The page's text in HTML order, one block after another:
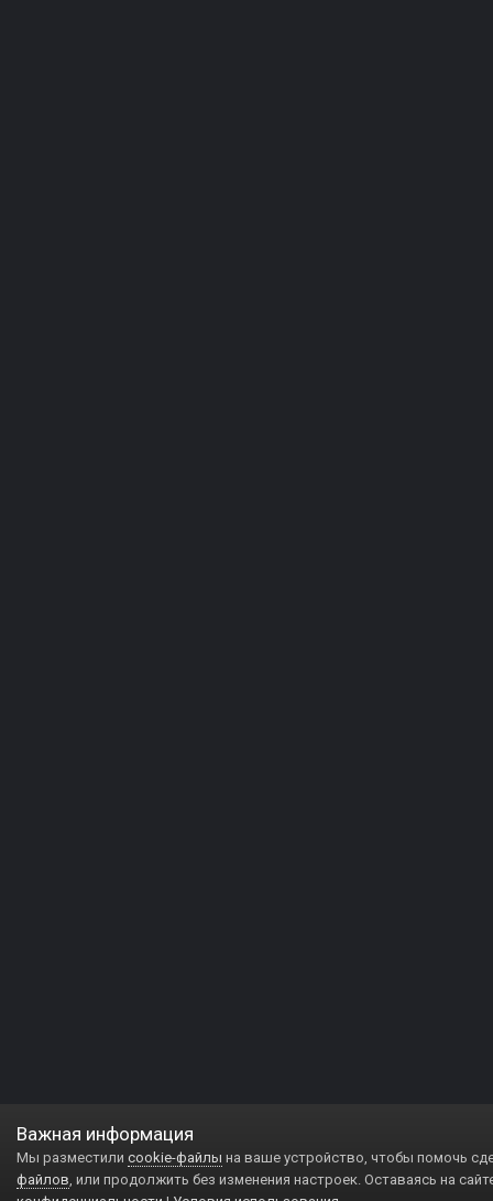
Важная информация
Мы разместили cookie-файлы на ваше устройство, чтобы помочь
файлов, или продолжить без изменения настроек. Оставаясь на